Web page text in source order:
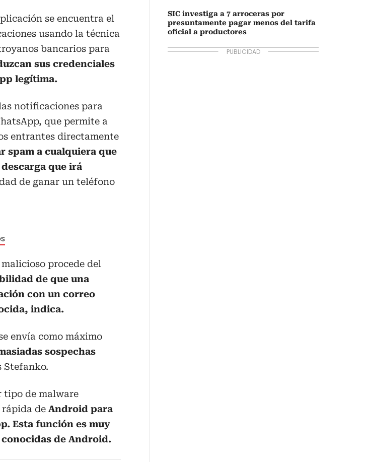
se encuentra el
usando la técnica
bancarios para
sus credenciales
legítima.
notificaciones para
que permite a
entrantes directamente
spam a cualquiera que
que irá
de ganar un teléfono
procede del
de que una
con un correo
indica.
envía como máximo
sospechas
Stefanko.
tipo de malware
de Android para
Esta función es muy
de Android.
SIC investiga a 7 arroceras por
presuntamente pagar menos del tarifa
oficial a productores